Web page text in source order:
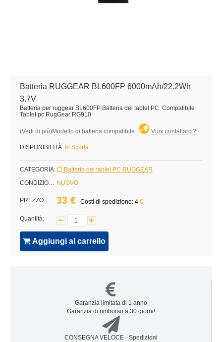
Batteria RUGGEAR BL600FP 6000mAh/22.2Wh
3.7V
Batteria per ruggear BL600FP Batteria del tablet PC. Compatibile
Tablet pc RugGear RG910
(Vedi di più)Modello di batteria compatibile Vuoi contattarci?
DISPONIBILITÀ: In Scorta
CATEGORIA:
Batteria del tablet PC RUGGEAR
CONDIZIONE: NUOVO
PREZZO: 33 € Costi di spedizione: 4
Quantità:
Aggiungi al carrello
Garanzia limitata di 1 anno
Garanzia di rimborso a 30 giorni!
CONSEGNA VELOCE - Spedizioni